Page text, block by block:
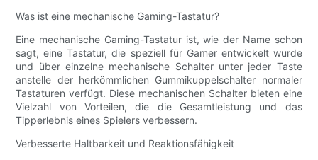
Was ist eine mechanische Gaming-Tastatur?
Eine mechanische Gaming-Tastatur ist, wie der Name schon
sagt, eine Tastatur, die speziell für Gamer entwickelt wurde
und über einzelne mechanische Schalter unter jeder Taste
anstelle der herkömmlichen Gummikuppelschalter normaler
Tastaturen verfügt. Diese mechanischen Schalter bieten eine
Vielzahl von Vorteilen, die die Gesamtleistung und das
Tipperlebnis eines Spielers verbessern.
Verbesserte Haltbarkeit und Reaktionsfähigkeit